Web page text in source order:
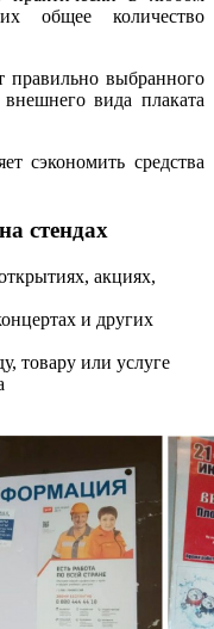
общее количество
правильно выбранного
вида плаката
сэкономить средства
стендах
акциях,
и других
товару или услуге